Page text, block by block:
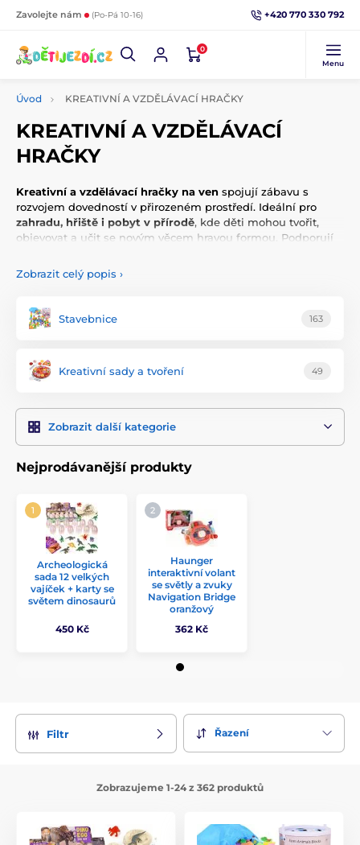
Zavolejte nám (Po-Pá 10-16) +420 770 330 792
0
Menu
Úvod KREATIVNÍ A VZDĚLÁVACÍ HRAČKY
KREATIVNÍ A VZDĚLÁVACÍ
HRAČKY
Kreativní a vzdělávací hračky na ven spojují zábavu s
rozvojem dovedností v přirozeném prostředí. Ideální pro
zahradu, hřiště i pobyt v přírodě, kde děti mohou tvořit,
objevovat a učit se novým věcem hravou formou. Podporují
děti trávit více času venku aktivně a smysluplně.
Zobrazit celý popis ›
Stavebnice 163
Kreativní sady a tvoření 49
Zobrazit další kategorie
Nejprodávanější produkty
Archeologická
sada 12 velkých
vajíček + karty se
světem dinosaurů
450 Kč
Haunger
interaktivní volant
se světly a zvuky
Navigation Bridge
oranžový
362 Kč
Filtr Řazení
Zobrazujeme 1-24 z 362 produktů